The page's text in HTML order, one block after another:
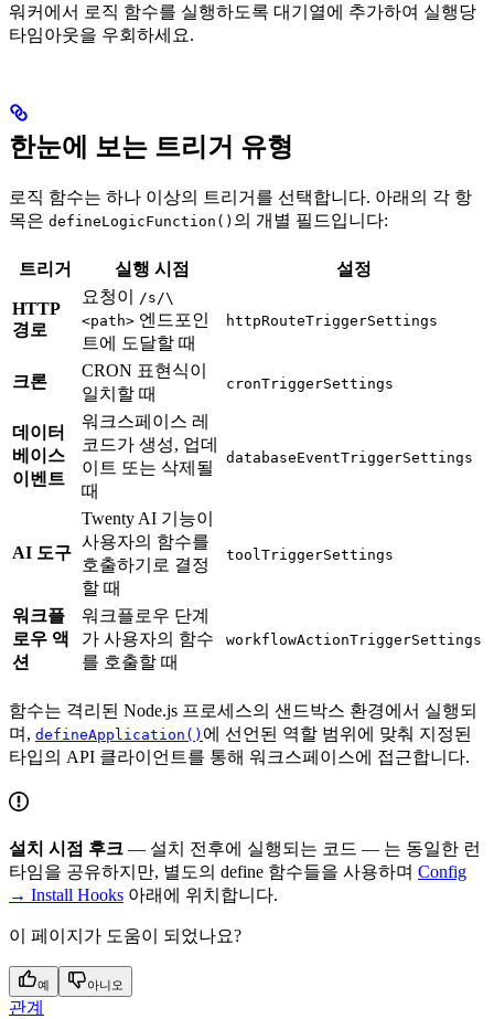
워커에서 로직 함수를 실행하도록 대기열에 추가하여 실행당
타임아웃을 우회하세요.
한눈에 보는 트리거 유형
로직 함수는 하나 이상의 트리거를 선택합니다. 아래의 각 항
목은 defineLogicFunction() 의 개별 필드입니다:
트리거 실행 시점 설정
HTTP
경로
요청이
/s/\
<path> 엔드포인
트에 도달할 때
httpRouteTriggerSettings
크론
CRON 표현식이
일치할 때
cronTriggerSettings
데이터
베이스
이벤트
워크스페이스 레
코드가 생성, 업데
이트 또는 삭제될
때
databaseEventTriggerSettings
AI 도구
Twenty AI 기능이
사용자의 함수를
호출하기로 결정
할 때
toolTriggerSettings
워크플
로우 액
션
워크플로우 단계
가 사용자의 함수
를 호출할 때
workflowActionTriggerSettings
함수는 격리된 Node.js 프로세스의 샌드박스 환경에서 실행되
며, defineApplication() 에 선언된 역할 범위에 맞춰 지정된
타입의 API 클라이언트를 통해 워크스페이스에 접근합니다.
설치 시점 후크 — 설치 전후에 실행되는 코드 — 는 동일한 런
타임을 공유하지만, 별도의 define 함수들을 사용하며 Config
→ Install Hooks 아래에 위치합니다.
이 페이지가 도움이 되었나요?
예 아니오
관계